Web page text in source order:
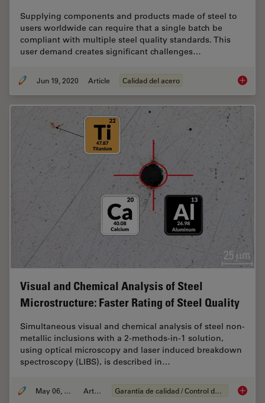
Supplying components and products made of steel to
users worldwide can require that a single batch be
compliant with multiple steel quality standards. This
user demand creates significant challenges…
Jun 19, 2020 Article Calidad del acero Top
Visual and Chemical Analysis of Steel
Microstructure: Faster Rating of Steel Quality
Simultaneous visual and chemical analysis of steel non-
metallic inclusions with a 2-methods-in-1 solution,
using optical microscopy and laser induced breakdown
spectroscopy (LIBS), is described in…
May 06, 2020 Article Garantía de calidad / Control de calidad Visual